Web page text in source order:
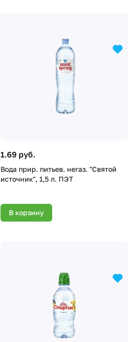
1.69 руб.
Вода прир. питьев. негаз. "Святой
источник", 1,5 л. ПЭТ
В корзину